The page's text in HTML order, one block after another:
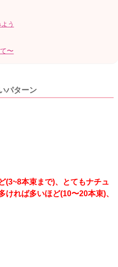
う
〜
パターン
(3~8本束まで)、とてもナチュ
ければ多いほど(10〜20本束)、